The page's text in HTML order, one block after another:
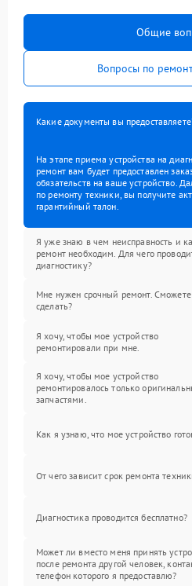
Общие
Вопросы по
Какие документы вы
На этапе приема устройства на
ремонт вам будет предоставлен
обязательств на ваше устройство.
по ремонту техники, вы получите
гарантийный талон.
Я уже знаю в чем неисправность и
ремонт необходим. Для чего
диагностику?
Мне нужен срочный ремонт. Сможете
сделать?
Я хочу, чтобы мое устройство
ремонтировали при мне.
Я хочу, чтобы мое устройство
ремонтировалось только
запчастями.
Как я узнаю, что мое устройство
От чего зависит срок ремонта
Диагностика проводится бесплатно?
Может ли вместо меня принять
после ремонта другой человек,
телефон которого я предоставлю?